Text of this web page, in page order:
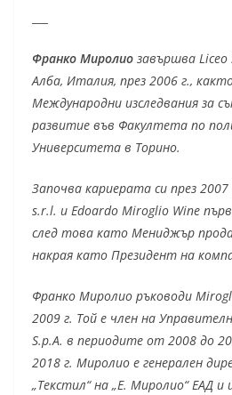
Франко Миролио завършва Liceo
Алба, Италия, през 2006 г.,
Международни изследвания за
развитие във Факултета по
Университета в Торино.
Започва кариерата си през
s.r.l. и Edoardo Miroglio Wine
след това като Мениджър
накрая като Президент на
Франко Миролио ръководи
2009 г. Той е член на
S.p.A. в периодите от 2008 до
2018 г. Миролио е генерален
„Текстил“ на „Е. Миролио“ ЕАД и